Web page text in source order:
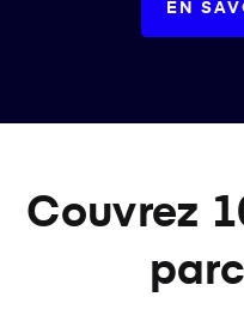
EN
Couvrez